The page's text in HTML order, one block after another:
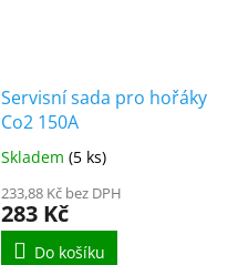
Servisní sada pro hořáky
Co2 150A
Skladem (5 ks)
233,88 Kč bez DPH
283 Kč
Do košíku